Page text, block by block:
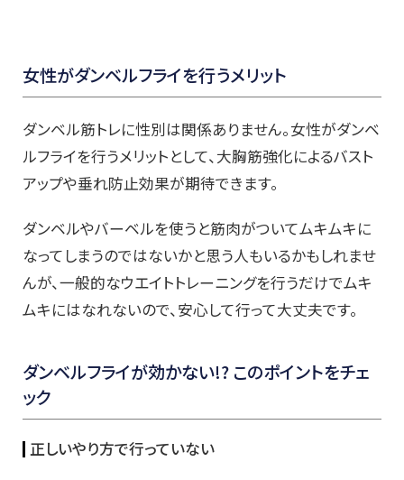
女性がダンベルフライを行うメリット
ダンベル筋トレに性別は関係ありません。女性がダンベ
ルフライを行うメリットとして、大胸筋強化によるバスト
アップや垂れ防止効果が期待できます。
ダンベルやバーベルを使うと筋肉がついてムキムキに
なってしまうのではないかと思う人もいるかもしれませ
んが、一般的なウエイトトレーニングを行うだけでムキ
ムキにはなれないので、安心して行って大丈夫です。
ダンベルフライが効かない!? このポイントをチェ
ック
正しいやり方で行っていない